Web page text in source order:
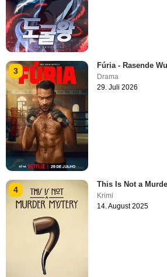
3
Fúria - Rasende
Drama
29. Juli 2026
4
This Is Not a
Krimi
14. August 2025